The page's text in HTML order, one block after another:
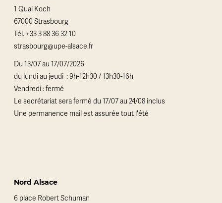
1 Quai Koch
67000 Strasbourg
Tél. +33 3 88 36 32 10
strasbourg@upe-alsace.fr
Du 13/07 au 17/07/2026
du lundi au jeudi : 9h-12h30 / 13h30-16h
Vendredi : fermé
Le secrétariat sera fermé du 17/07 au 24/08 inclus
Une permanence mail est assurée tout l'été
Nord Alsace
6 place Robert Schuman